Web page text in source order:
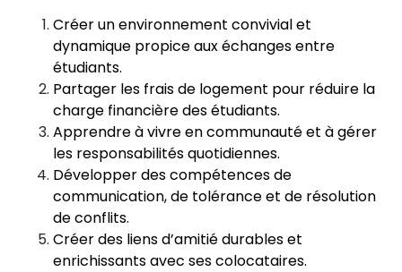
Créer un environnement convivial et
dynamique propice aux échanges entre
étudiants.
Partager les frais de logement pour réduire la
charge financière des étudiants.
Apprendre à vivre en communauté et à gérer
les responsabilités quotidiennes.
Développer des compétences de
communication, de tolérance et de résolution
de conflits.
Créer des liens d’amitié durables et
enrichissants avec ses colocataires.